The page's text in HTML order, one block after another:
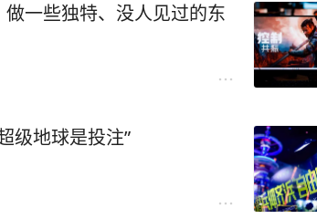
做一些独特、没人见过的东
级地球是投注”